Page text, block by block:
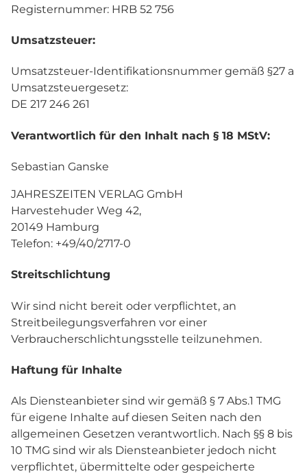
Registernummer: HRB 52 756
Umsatzsteuer:
Umsatzsteuer-Identifikationsnummer gemäß §27 a
Umsatzsteuergesetz:
DE 217 246 261
Verantwortlich für den Inhalt nach § 18 MStV:
Sebastian Ganske
JAHRESZEITEN VERLAG GmbH
Harvestehuder Weg 42,
20149 Hamburg
Telefon: +49/40/2717-0
Streitschlichtung
Wir sind nicht bereit oder verpflichtet, an
Streitbeilegungsverfahren vor einer
Verbraucherschlichtungsstelle teilzunehmen.
Haftung für Inhalte
Als Diensteanbieter sind wir gemäß § 7 Abs.1 TMG
für eigene Inhalte auf diesen Seiten nach den
allgemeinen Gesetzen verantwortlich. Nach §§ 8 bis
10 TMG sind wir als Diensteanbieter jedoch nicht
verpflichtet, übermittelte oder gespeicherte